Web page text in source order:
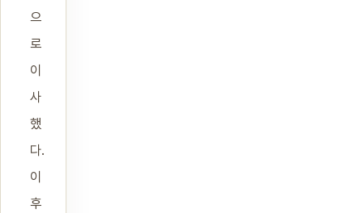
으
로
이
사
했
다.
이
후